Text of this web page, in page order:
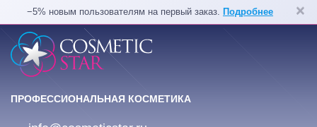
−5% новым пользователям на первый заказ. Подробнее
ПРОФЕССИОНАЛЬНАЯ КОСМЕТИКА